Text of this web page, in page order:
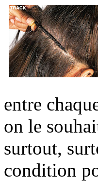
entre
on le
surtout,
condition